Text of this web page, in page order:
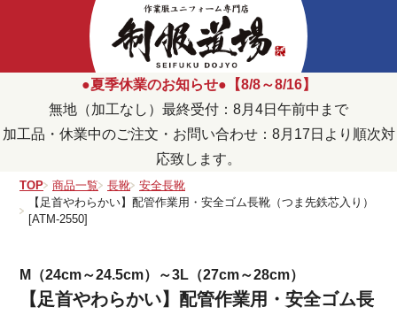
●夏季休業のお知らせ●【8/8～8/16】
無地（加工なし）最終受付：8月4日午前中まで
加工品・休業中のご注文・お問い合わせ：8月17日より順次対
応致します。
TOP 商品一覧 長靴
安全長靴
【足首やわらかい】配管作業用・安全ゴム長靴（つま先鉄芯入り）
[ATM-2550]
M（24cm～24.5cm）～3L（27cm～28cm）
【足首やわらかい】配管作業用・安全ゴム長